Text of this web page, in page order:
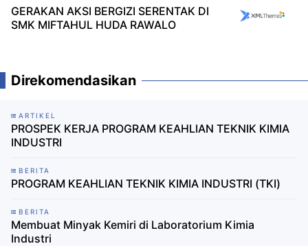
GERAKAN AKSI BERGIZI SERENTAK DI
SMK MIFTAHUL HUDA RAWALO
Direkomendasikan
ARTIKEL
PROSPEK KERJA PROGRAM KEAHLIAN TEKNIK KIMIA
INDUSTRI
BERITA
PROGRAM KEAHLIAN TEKNIK KIMIA INDUSTRI (TKI)
BERITA
Membuat Minyak Kemiri di Laboratorium Kimia
Industri